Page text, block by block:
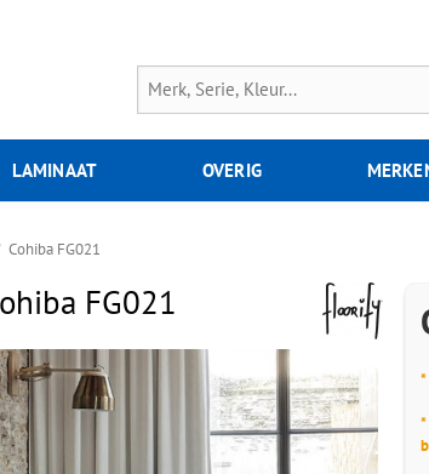
LAMINAAT OVERIG
Cohiba FG021
FG021